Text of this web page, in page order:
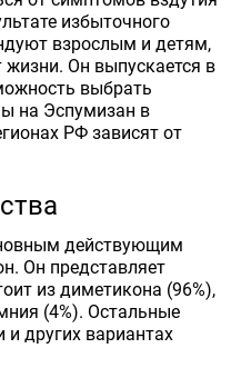
избыточного
взрослым и детям,
Он выпускается в
выбрать
на Эспумизан в
РФ зависят от
действующим
Он представляет
из диметикона (96%),
(4%). Остальные
других вариантах